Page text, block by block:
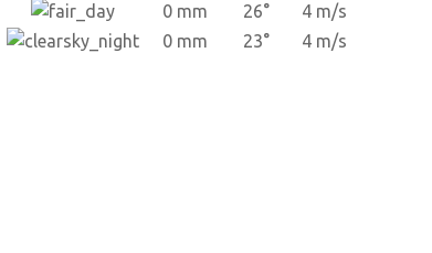
0 mm 26°
4 m/s
0 mm 23° 4 m/s